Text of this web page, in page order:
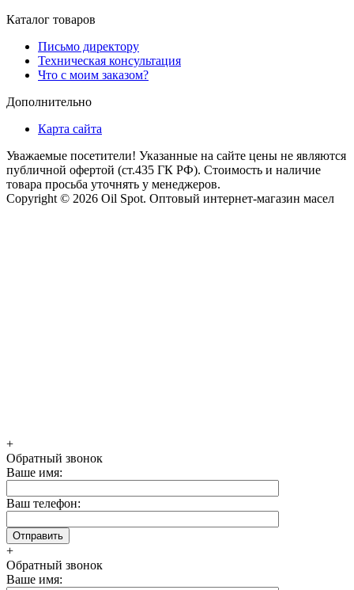
Каталог товаров
Письмо директору
Техническая консультация
Что с моим заказом?
Дополнительно
Карта сайта
Уважаемые посетители! Указанные на сайте цены не являются
публичной офертой (ст.435 ГК РФ). Стоимость и наличие
товара просьба уточнять у менеджеров.
Copyright © 2026 Oil Spot. Оптовый интернет-магазин масел
+
Обратный звонок
Ваше имя:
Ваш телефон:
+
Обратный звонок
Ваше имя: